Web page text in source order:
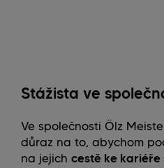
Stážista ve
Ve společnosti Ölz
důraz na to, abychom
na jejich cestě ke